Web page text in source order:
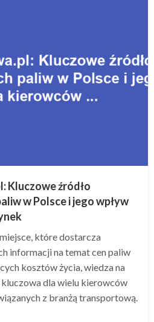
Kluczowe źródło
w Polsce i jego wpływ
które dostarcza
informacji na temat cen paliw
kosztów życia, wiedza na
dla wielu kierowców
z branżą transportową.